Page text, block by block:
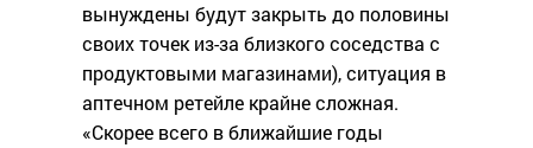
вынуждены будут закрыть до половины
своих точек из-за близкого соседства с
продуктовыми магазинами), ситуация в
аптечном ретейле крайне сложная.
«Скорее всего в ближайшие годы